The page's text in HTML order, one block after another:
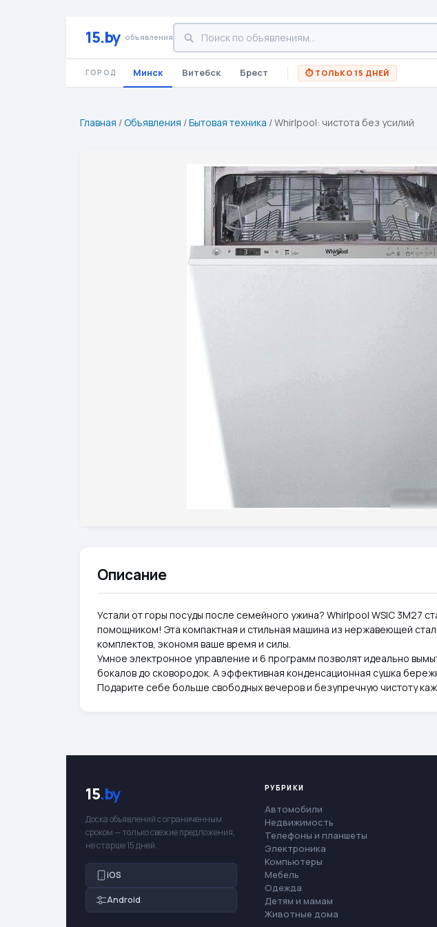
15.by объявления
ГОРОД Минск Витебск Брест ⏱ ТОЛЬКО 15 ДНЕЙ
Главная /Объявления /Бытовая техника /Whirlpool: чистота без усилий
Описание
Устали от горы посуды после семейного ужина? Whirlpool WSIC 3M27
помощником! Эта компактная и стильная машина из нержавеющей
комплектов, экономя ваше время и силы.
Умное электронное управление и 6 программ позволят идеально
бокалов до сковородок. А эффективная конденсационная сушка
Подарите себе больше свободных вечеров и безупречную чистоту
15.by
Доска объявлений с ограниченным
сроком — только свежие предложения,
не старше 15 дней.
iOS
Android
РУБРИКИ
Автомобили
Недвижимость
Телефоны и планшеты
Электроника
Компьютеры
Мебель
Одежда
Детям и мамам
Животные дома